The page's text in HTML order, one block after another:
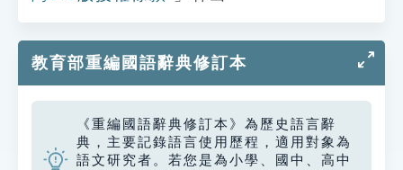
教育部重編國語辭典修訂本
《重編國語辭典修訂本》為歷史語言辭
典，主要記錄語言使用歷程，適用對象為
語文研究者。若您是為小學、國中、高中